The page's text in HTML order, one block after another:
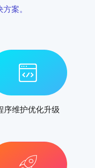
案。
序维护优化升级